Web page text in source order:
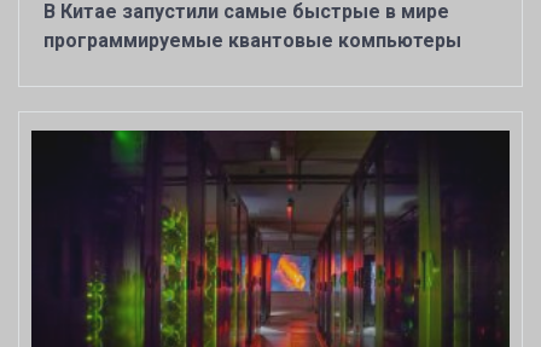
В Китае запустили самые быстрые в мире
программируемые квантовые компьютеры